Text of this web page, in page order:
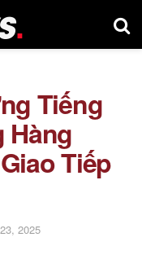
Tiếng
Hàng
Tiếp
2025